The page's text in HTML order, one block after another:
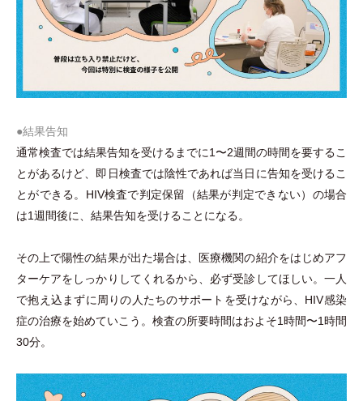
●結果告知
通常検査では結果告知を受けるまでに1〜2週間の時間を要するこ
とがあるけど、即日検査では陰性であれば当日に告知を受けるこ
とができる。HIV検査で判定保留
（結果が判定できない） の場合
は1週間後に、結果告知を受けることになる。
その上で陽性の結果が出た場合は、医療機関の紹介をはじめアフ
ターケアをしっかりしてくれるから、必ず受診してほしい。一人
で抱え込まずに周りの人たちのサポートを受けながら、HIV感染
症の治療を始めていこう。検査の所要時間はおよそ1時間〜1時間
30分。